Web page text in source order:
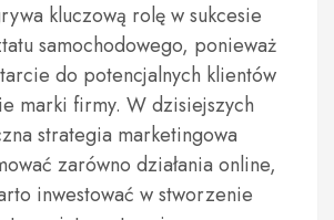
kluczową rolę w sukcesie
samochodowego, ponieważ
do potencjalnych klientów
marki firmy. W dzisiejszych
strategia marketingowa
zarówno działania online,
inwestować w stworzenie